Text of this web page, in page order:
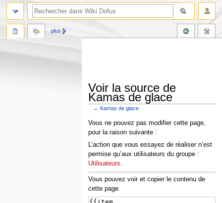
Voir la source de
Kamas de glace
←Kamas de glace
Aller
à
la
navigation
Aller
à
la
recherche
Vous ne pouvez pas modifier cette page,
pour la raison suivante :
L’action que vous essayez de réaliser n’est
permise qu’aux utilisateurs du groupe :
Utilisateurs.
Vous pouvez voir et copier le contenu de
cette page.
plus